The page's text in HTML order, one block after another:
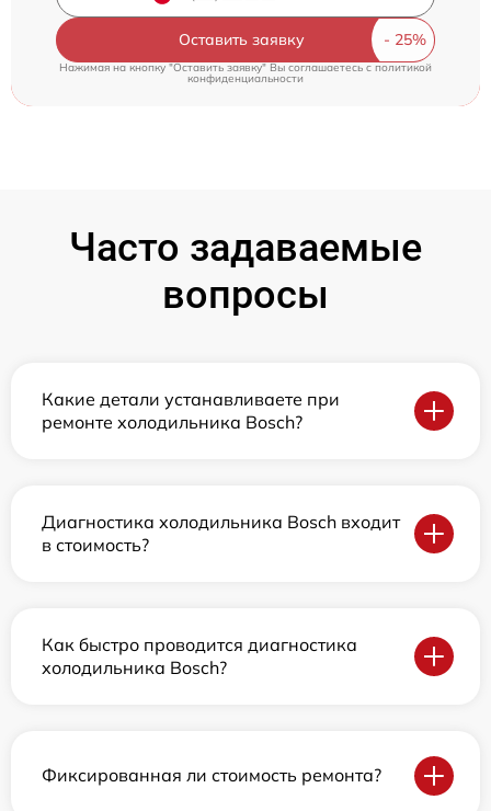
Оставить заявку
Нажимая на кнопку "Оставить заявку" Вы соглашаетесь cполитикой
конфиденциальности
Часто задаваемые
вопросы
Какие детали устанавливаете при
ремонте холодильника Bosch?
Диагностика холодильника Bosch входит
в стоимость?
Как быстро проводится диагностика
холодильника Bosch?
Фиксированная ли стоимость ремонта?